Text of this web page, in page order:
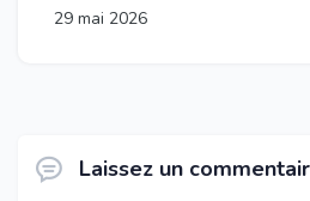
29 mai 2026
Laissez un